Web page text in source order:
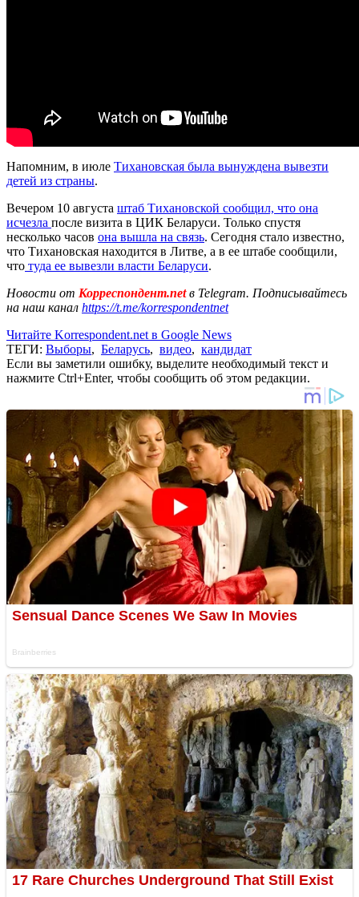
Напомним, в июле Тихановская была вынуждена вывезти
детей из страны.
Вечером 10 августа штаб Тихановской сообщил, что она
исчезла после визита в ЦИК Беларуси. Только спустя
несколько часов она вышла на связь. Сегодня стало известно,
что Тихановская находится в Литве, а в ее штабе сообщили,
что туда ее вывезли власти Беларуси.
Новости от Корреспондент.netв Telegram. Подписывайтесь
на наш канал https://t.me/korrespondentnet
Читайте Korrespondent.net в Google News
ТЕГИ: Выборы, Беларусь, видео, кандидат
Если вы заметили ошибку, выделите необходимый текст и
нажмите Ctrl+Enter, чтобы сообщить об этом редакции.